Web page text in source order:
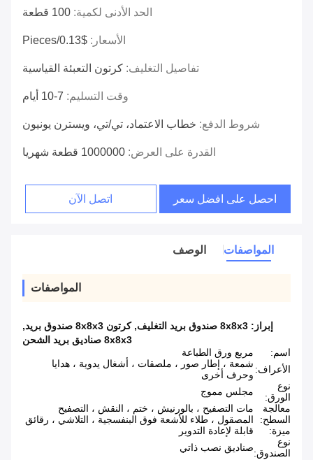
الحد الأدنى لكمية: 100 قطعة
الأسعار: $0.13/pieces
تفاصيل التغليف: كرتون التعبئة القياسية
وقت التسليم: 7-10 أيام
شروط الدفع: خطاب الاعتماد، تي/تي، ويسترن يونيون
القدرة على العرض: 1000000 قطعة شهريا
احصل على افضل سعر اتصل الآن
المواصفات الوصف
المواصفات
إبراز: 8x8x3 صندوق بريد التغليف ,كرتون 8x8x3 صندوق بريد
,
8x8x3 صناديق بريد الشحن
اسم:
مربع ورق الطباعة
الأعراف: شمعة ، إطار صور ، ملصقات ، أشغال يدوية ، هدايا
وحرف أخرى
نوع
الورق:
مجلس مموج
معالجة
السطح:
مات التصفيح ، بالورنيش ، ختم ، النقش ، التصفيح
المصقول ، طلاء للأشعة فوق البنفسجية ، التلاشي ، رقائق
ميزة:
قابلة لإعادة التدوير
نوع
الصندوق:صناديق نصب ذاتي